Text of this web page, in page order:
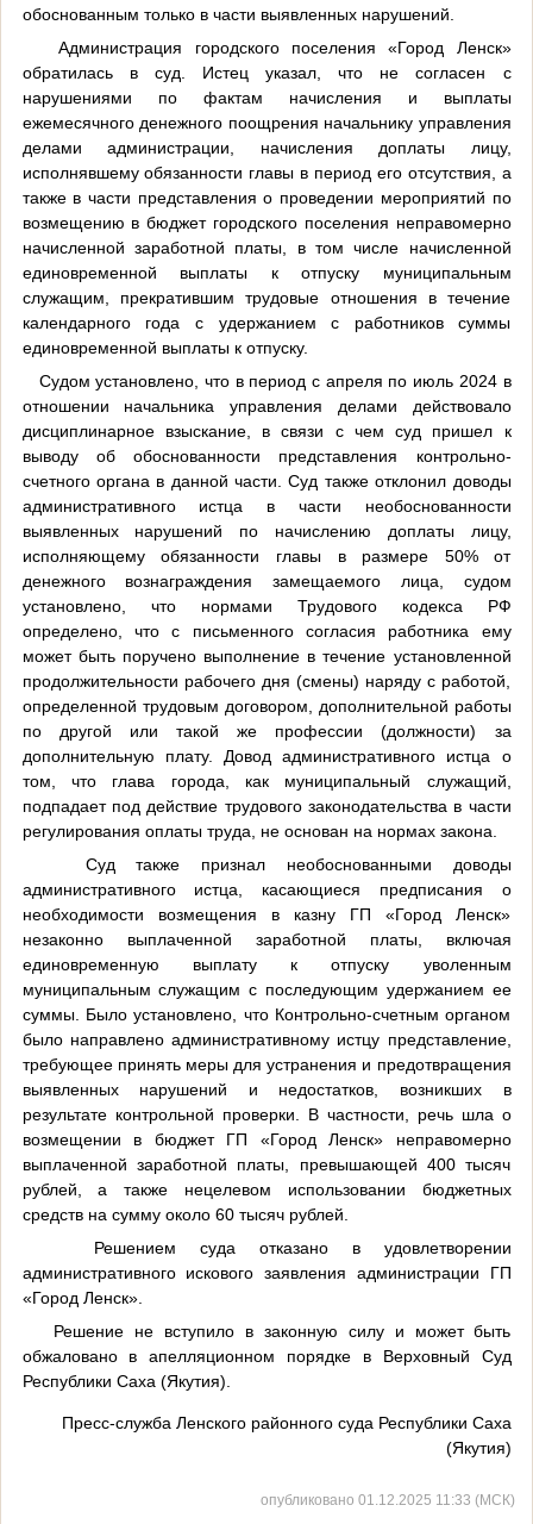
обоснованным только в части выявленных нарушений.
Администрация городского поселения «Город Ленск»
обратилась в суд. Истец указал, что не согласен с
нарушениями по фактам начисления и выплаты
ежемесячного денежного поощрения начальнику управления
делами администрации, начисления доплаты лицу,
исполнявшему обязанности главы в период его отсутствия, а
также в части представления о проведении мероприятий по
возмещению в бюджет городского поселения неправомерно
начисленной заработной платы, в том числе начисленной
единовременной выплаты к отпуску муниципальным
служащим, прекратившим трудовые отношения в течение
календарного года с удержанием с работников суммы
единовременной выплаты к отпуску.
Судом установлено, что в период с апреля по июль 2024 в
отношении начальника управления делами действовало
дисциплинарное взыскание, в связи с чем суд пришел к
выводу об обоснованности представления контрольно-
счетного органа в данной части. Суд также отклонил доводы
административного истца в части необоснованности
выявленных нарушений по начислению доплаты лицу,
исполняющему обязанности главы в размере 50% от
денежного вознаграждения замещаемого лица, судом
установлено, что нормами Трудового кодекса РФ
определено, что с письменного согласия работника ему
может быть поручено выполнение в течение установленной
продолжительности рабочего дня (смены) наряду с работой,
определенной трудовым договором, дополнительной работы
по другой или такой же профессии (должности) за
дополнительную плату. Довод административного истца о
том, что глава города, как муниципальный служащий,
подпадает под действие трудового законодательства в части
регулирования оплаты труда, не основан на нормах закона.
Суд также признал необоснованными доводы
административного истца, касающиеся предписания о
необходимости возмещения в казну ГП «Город Ленск»
незаконно выплаченной заработной платы, включая
единовременную выплату к отпуску уволенным
муниципальным служащим с последующим удержанием ее
суммы. Было установлено, что Контрольно-счетным органом
было направлено административному истцу представление,
требующее принять меры для устранения и предотвращения
выявленных нарушений и недостатков, возникших в
результате контрольной проверки. В частности, речь шла о
возмещении в бюджет ГП «Город Ленск» неправомерно
выплаченной заработной платы, превышающей 400 тысяч
рублей, а также нецелевом использовании бюджетных
средств на сумму около 60 тысяч рублей.
Решением суда отказано в удовлетворении
административного искового заявления администрации ГП
«Город Ленск».
Решение не вступило в законную силу и может быть
обжаловано в апелляционном порядке в Верховный Суд
Республики Саха (Якутия).
Пресс-служба Ленского районного суда Республики Саха
(Якутия)
опубликовано 01.12.2025 11:33 (МСК)